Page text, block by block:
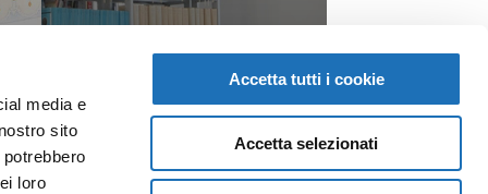
media e
sito
loro
Accetta tutti i cookie
Accetta selezionati